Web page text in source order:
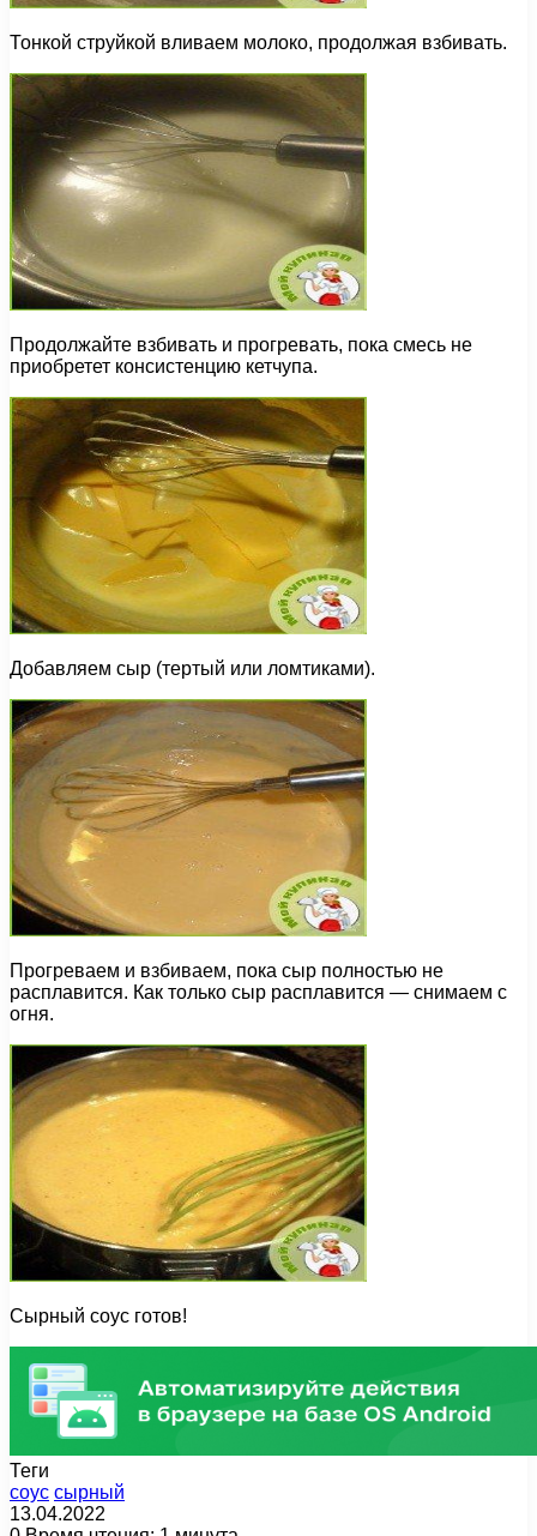
Тонкой струйкой вливаем молоко, продолжая взбивать.
Продолжайте взбивать и прогревать, пока смесь не
приобретет консистенцию кетчупа.
Добавляем сыр (тертый или ломтиками).
Прогреваем и взбиваем, пока сыр полностью не
расплавится. Как только сыр расплавится — снимаем с
огня.
Сырный соус готов!
Теги
соус сырный
13.04.2022